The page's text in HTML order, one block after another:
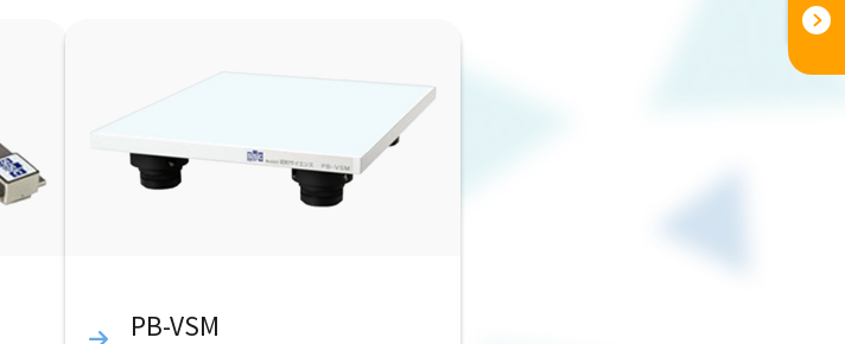
PB-VSM